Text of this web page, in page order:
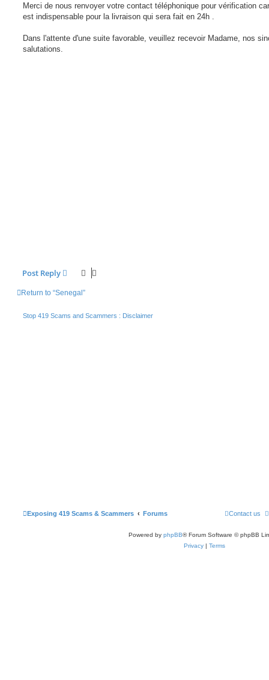
Merci de nous renvoyer votre contact téléphonique pour vérification
est indispensable pour la livraison qui sera fait en 24h .
Dans l'attente d'une suite favorable, veuillez recevoir Madame, nos
salutations.
Post Reply
Return to “Senegal”
Stop 419 Scams and Scammers : Disclaimer
Exposing 419 Scams & Scammers Forums Contact us
Powered by phpBB® Forum Software © phpBB
Privacy | Terms